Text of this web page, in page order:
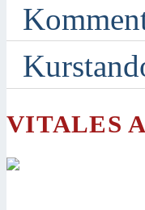
VITALES